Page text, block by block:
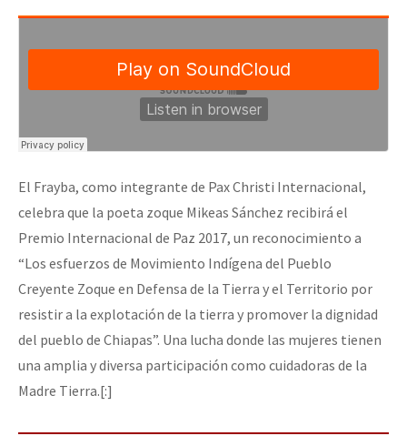
El Frayba, como integrante de Pax Christi Internacional,
celebra que la poeta zoque Mikeas Sánchez recibirá el
Premio Internacional de Paz 2017, un reconocimiento a
“Los esfuerzos de Movimiento Indígena del Pueblo
Creyente Zoque en Defensa de la Tierra y el Territorio por
resistir a la explotación de la tierra y promover la dignidad
del pueblo de Chiapas”. Una lucha donde las mujeres tienen
una amplia y diversa participación como cuidadoras de la
Madre Tierra.[:]